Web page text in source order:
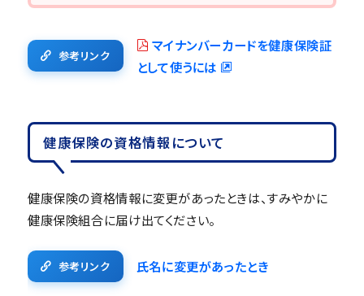
参考リンク
マイナンバーカードを健康保険証
として使うには
健康保険の資格情報について
健康保険の資格情報に変更があったときは、すみやかに
健康保険組合に届け出てください。
参考リンク 氏名に変更があったとき